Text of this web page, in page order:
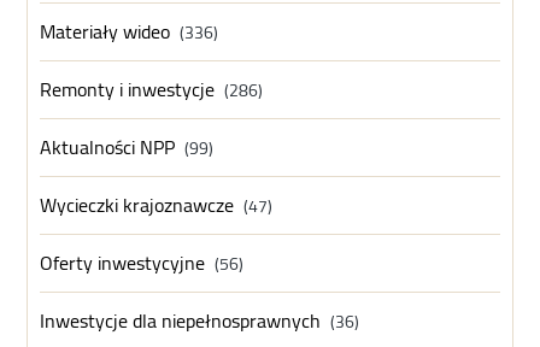
Materiały wideo (336)
Remonty i inwestycje (286)
Aktualności NPP (99)
Wycieczki krajoznawcze (47)
Oferty inwestycyjne (56)
Inwestycje dla niepełnosprawnych (36)